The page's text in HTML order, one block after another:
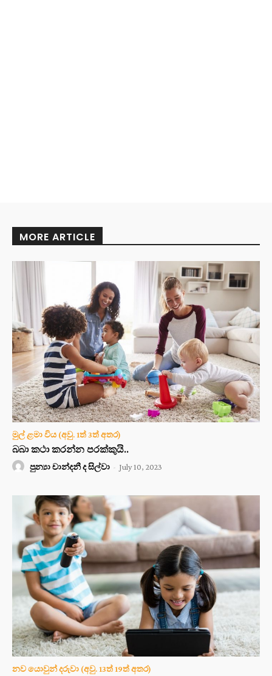
MORE ARTICLE
මුල් ළමා විය (අවු. 1ත් 3ත් අතර)
බබා කථා කරන්න පරක්කුයි..
පුන්‍යා චාන්දනී ද සිල්වා - July 10, 2023
නව යොවුන් දරුවා (අවු. 13ත් 19ත් අතර)